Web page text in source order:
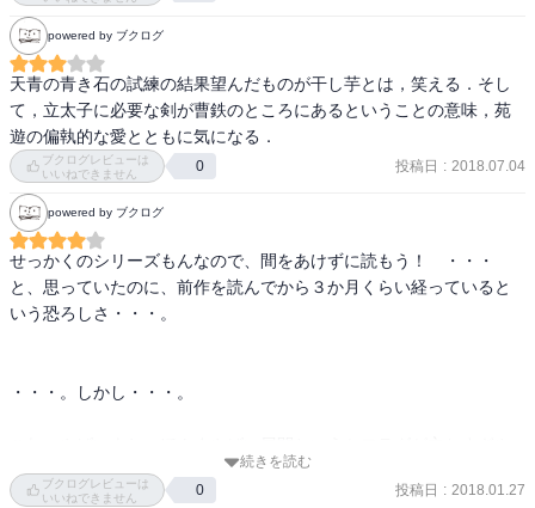
powered by ブクログ
天青の青き石の試練の結果望んだものが干し芋とは，笑える．そし
て，立太子に必要な剣が曹鉄のところにあるということの意味，苑
遊の偏執的な愛とともに気になる．
ブクログレビューは
いいねできません
0 投稿日 : 2018.07.04
powered by ブクログ
せっかくのシリーズもんなので、間をあけずに読もう！　・・・
と、思っていたのに、前作を読んでから３か月くらい経っていると
いう恐ろしさ・・・。
・・・。しかし・・・。
ろう。
エピローグでどう見ても黒幕気味なのは苑遊・・・やんね、これは
続きを読む
ブクログレビューは
いいねできません
0 投稿日 : 2018.01.27